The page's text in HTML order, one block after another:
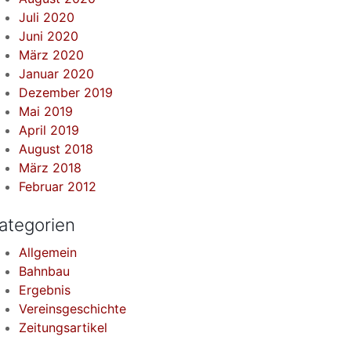
Juli 2020
Juni 2020
März 2020
Januar 2020
Dezember 2019
Mai 2019
April 2019
August 2018
März 2018
Februar 2012
Allgemein
Bahnbau
Ergebnis
Vereinsgeschichte
Zeitungsartikel